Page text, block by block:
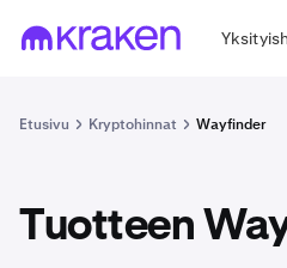
Etusivu Kryptohinnat Wayfinder
Tuotteen